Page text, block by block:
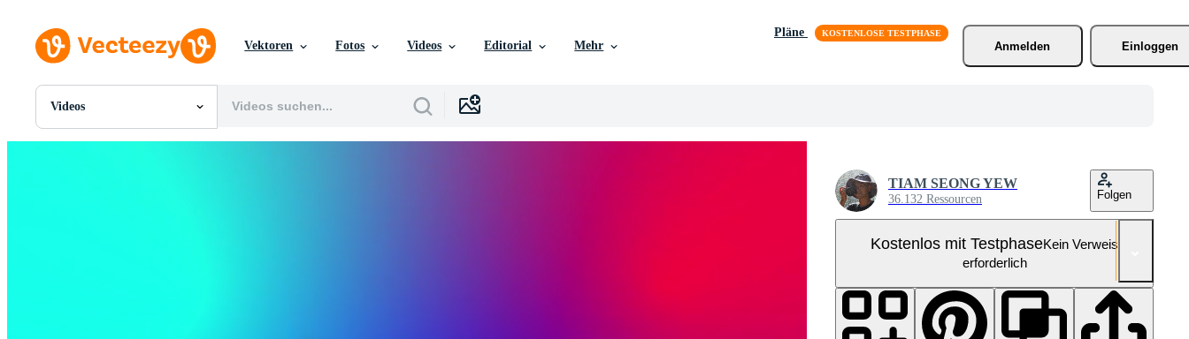
Vektoren Fotos Videos Editorial Mehr
Pläne
Anmelden
Einloggen
Videos
Alle Bilder
TIAM SEONG YEW
36.132 Ressourcen Folgen
Kostenlos mit TestphaseKein Verweis
erforderlich